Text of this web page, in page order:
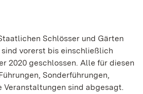
Schlösser und Gärten
vorerst bis einschließlich
2020 geschlossen. Alle für diesen
Sonderführungen,
Veranstaltungen sind abgesagt.